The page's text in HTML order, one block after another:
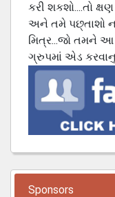
કરી શકશો....તો
અને તમે પછ્તાશો
મિત્ર...જો તમને આ
ગ્રુપમાં એડ
Sponsors